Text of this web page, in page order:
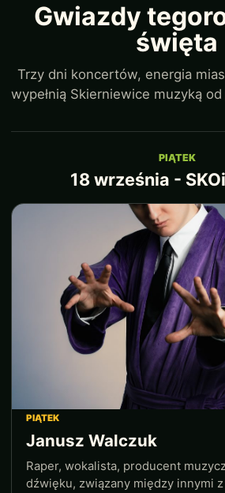
Gwiazdy
święta
Trzy dni koncertów, energia
wypełnią Skierniewice muzyką
PIĄTEK
18 września -
PIĄTEK
Janusz Walczuk
Raper, wokalista, producent
dźwięku, związany między innymi